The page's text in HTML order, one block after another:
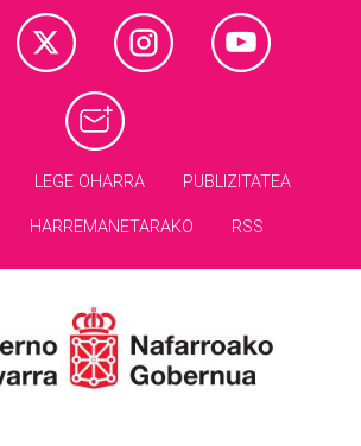
LEGE OHARRA PUBLIZITATEA
HARREMANETARAKO RSS